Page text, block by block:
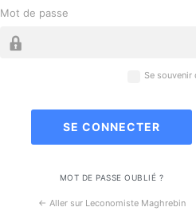
Mot de passe
Se souvenir
MOT DE PASSE OUBLIÉ ?
← Aller sur Leconomiste Maghrebin